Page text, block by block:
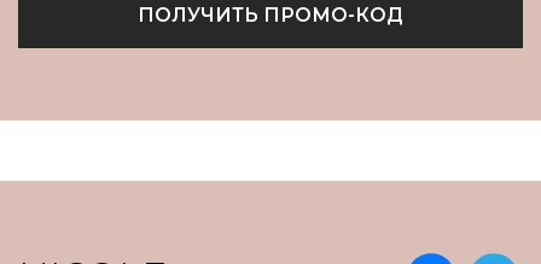
ПОЛУЧИТЬ ПРОМО-КОД